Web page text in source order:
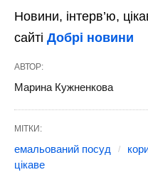
Новини, інтерв’ю,
сайті Добрі новини
АВТОР:
Марина Кужненкова
МІТКИ:
емальований посуд
цікаве